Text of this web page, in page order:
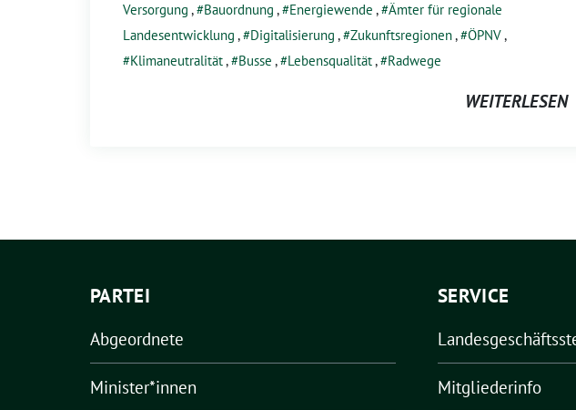
Versorgung , Bauordnung , Energiewende , Ämter für regionale
Landesentwicklung , Digitalisierung , Zukunftsregionen, ÖPNV,
Klimaneutralität, Busse , Lebensqualität, Radwege
WEITERLESEN
PARTEI
Abgeordnete
Minister*innen
SERVICE
Mitgliederinfo